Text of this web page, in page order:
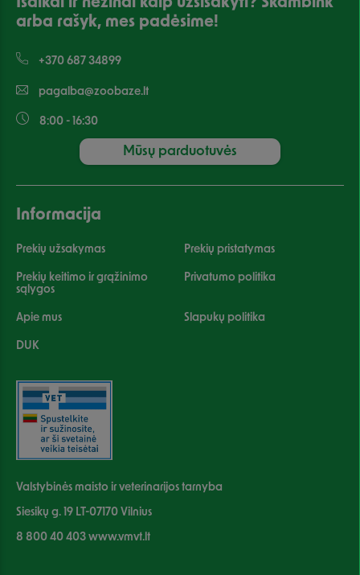
Išalkai ir nežinai kaip užsisakyti? Skambink
arba rašyk, mes padėsime!
+370 687 34899
pagalba@zoobaze.lt
8:00 - 16:30
Mūsų parduotuvės
Informacija
Prekių užsakymas Prekių pristatymas
Prekių keitimo ir grąžinimo
sąlygos
Privatumo politika
Apie mus Slapukų politika
DUK
Valstybinės maisto ir veterinarijos tarnyba
Siesikų g. 19 LT-07170 Vilnius
8 800 40 403 www.vmvt.lt